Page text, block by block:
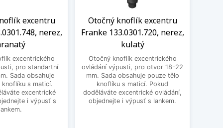
excentru
nerez,
excentrického
pro standartní
Sada obsahuje
knoflíku s maticí.
excentrické
i výpusť s
lankem.
Otočný knoflík excentru
Franke 133.0301.720, nerez,
kulatý
Otočný knoflík excentrického
ovládání výpusti, pro otvor 18-22
mm. Sada obsahuje pouze tělo
knoflíku s maticí. Pokud
doděláváte excentrické ovládání,
objednejte i výpusť s lankem.